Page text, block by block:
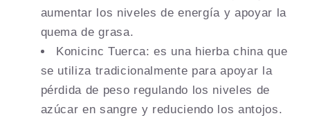
aumentar los niveles de energía y apoyar la
quema de grasa.
Konicinc Tuerca: es una hierba china que
se utiliza tradicionalmente para apoyar la
pérdida de peso regulando los niveles de
azúcar en sangre y reduciendo los antojos.